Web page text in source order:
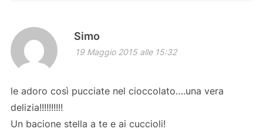
Simo
19 Maggio 2015 alle 15:32
le adoro così pucciate nel cioccolato….una vera
delizia!!!!!!!!!!
Un bacione stella a te e ai cuccioli!